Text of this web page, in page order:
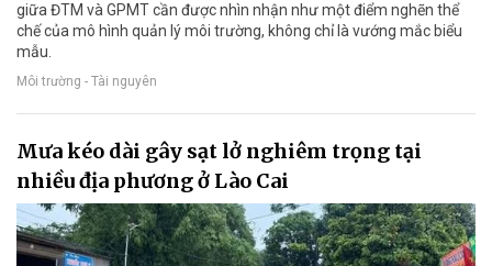
giữa ĐTM và GPMT cần được nhìn nhận như một điểm nghẽn thể
chế của mô hình quản lý môi trường, không chỉ là vướng mắc biểu
mẫu.
Môi trường - Tài nguyên
Mưa kéo dài gây sạt lở nghiêm trọng tại
nhiều địa phương ở Lào Cai